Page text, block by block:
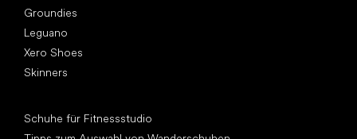
Groundies
Leguano
Xero Shoes
Skinners
Schuhe für Fitnessstudio